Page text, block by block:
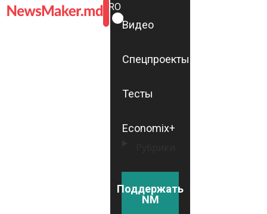
ROMÂNĂ
RU
Видео
Спецпроекты
Тесты
Economix+
Поддержать
NM